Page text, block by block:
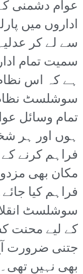
عوام دشمنی
اداروں میں
سے لے کر
سمیت تمام
ہے کہ اس
سوشلسٹ
تمام وسائل
ہوں اور ہر
فراہم کرنے
مکان بھی
فراہم کیا
سوشلسٹ
کے لیے محنت
جتنی ضرورت
بھی نہیں تھی۔